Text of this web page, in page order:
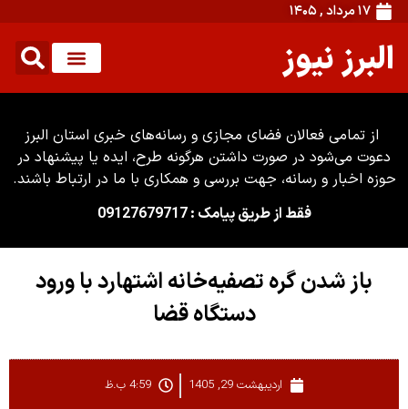
۱۷ مرداد , ۱۴۰۵
البرز نیوز
از تمامی فعالان فضای مجازی و رسانه‌های خبری استان البرز
دعوت می‌شود در صورت داشتن هرگونه طرح، ایده یا پیشنهاد در
حوزه اخبار و رسانه، جهت بررسی و همکاری با ما در ارتباط باشند.
فقط از طریق پیامک : 09127679717
باز شدن گره تصفیه‌خانه اشتهارد با ورود
دستگاه قضا
اردیبهشت 29, 1405 4:59 ب.ظ